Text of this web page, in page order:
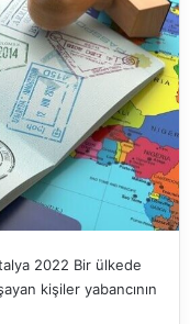
2022 Bir ülkede
kişiler yabancının